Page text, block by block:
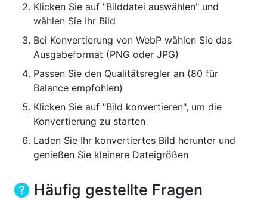
Klicken Sie auf "Bilddatei auswählen" und
wählen Sie Ihr Bild
Bei Konvertierung von WebP wählen Sie das
Ausgabeformat (PNG oder JPG)
Passen Sie den Qualitätsregler an (80 für
Balance empfohlen)
Klicken Sie auf "Bild konvertieren", um die
Konvertierung zu starten
Laden Sie Ihr konvertiertes Bild herunter und
genießen Sie kleinere Dateigrößen
Häufig gestellte Fragen